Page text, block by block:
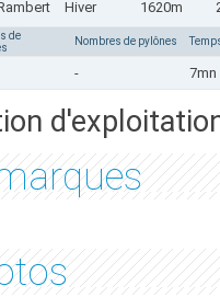
Hiver 1620m
de
Nombres de pylônes
- 7mn